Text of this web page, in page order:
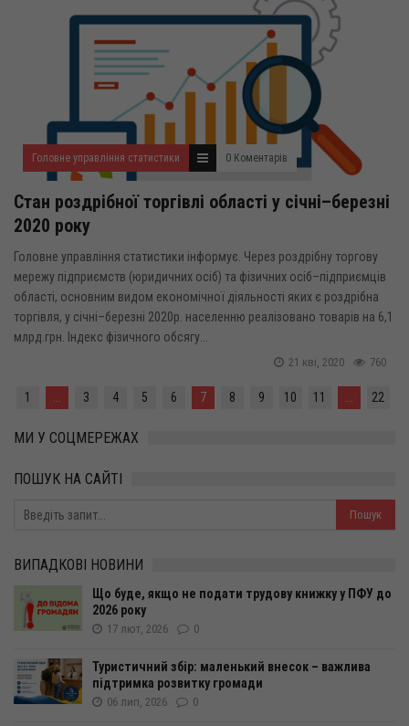
Головне управління статистики 0 Коментарів
Стан роздрібної торгівлі області у січні–березні
2020 року
Головне управління статистики інформує. Через роздрібну торгову
мережу підприємств (юридичних осіб) та фізичних осіб–підприємців
області, основним видом економічної діяльності яких є роздрібна
торгівля, у січні–березні 2020р. населенню реалізовано товарів на 6,1
млрд.грн. Індекс фізичного обсягу...
760
21 кві, 2020
1 3 4 5 6 7 8 9 10 11 22
МИ У СОЦМЕРЕЖАХ
ПОШУК НА САЙТІ
ВИПАДКОВІ НОВИНИ
Що буде, якщо не подати трудову книжку у ПФУ до
2026 року
17 лют, 2026 0
Туристичний збір: маленький внесок – важлива
підтримка розвитку громади
06 лип, 2026 0